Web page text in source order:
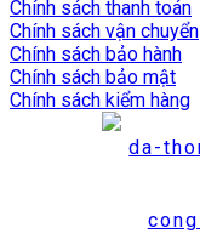
Chính sách thanh toán
Chính sách vận chuyển
Chính sách bảo hành
Chính sách bảo mật
Chính sách kiểm hàng